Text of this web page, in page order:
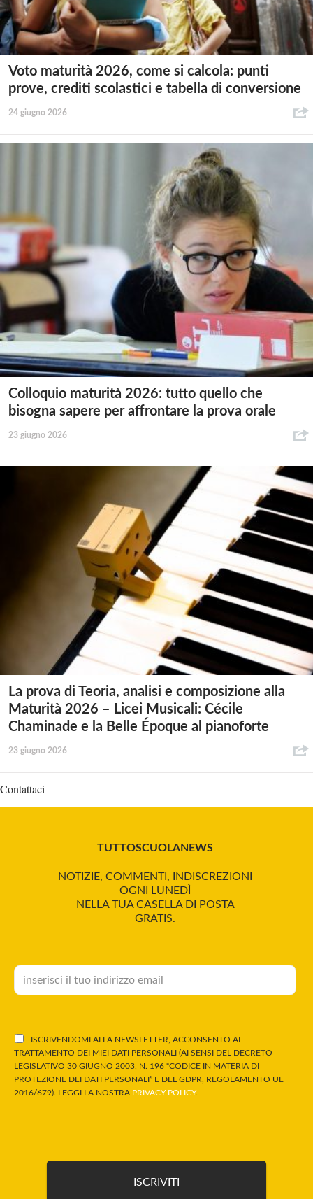
Voto maturità 2026, come si calcola: punti
prove, crediti scolastici e tabella di conversione
24 giugno 2026
Colloquio maturità 2026: tutto quello che
bisogna sapere per affrontare la prova orale
23 giugno 2026
La prova di Teoria, analisi e composizione alla
Maturità 2026 – Licei Musicali: Cécile
Chaminade e la Belle Époque al pianoforte
23 giugno 2026
Contattaci
TUTTOSCUOLANEWS
NOTIZIE, COMMENTI, INDISCREZIONI
OGNI LUNEDÌ
NELLA TUA CASELLA DI POSTA
GRATIS.
ISCRIVENDOMI ALLA NEWSLETTER, ACCONSENTO AL
TRATTAMENTO DEI MIEI DATI PERSONALI (AI SENSI DEL DECRETO
LEGISLATIVO 30 GIUGNO 2003, N. 196 “CODICE IN MATERIA DI
PROTEZIONE DEI DATI PERSONALI” E DEL GDPR, REGOLAMENTO UE
2016/679). LEGGI LA NOSTRA PRIVACY POLICY.